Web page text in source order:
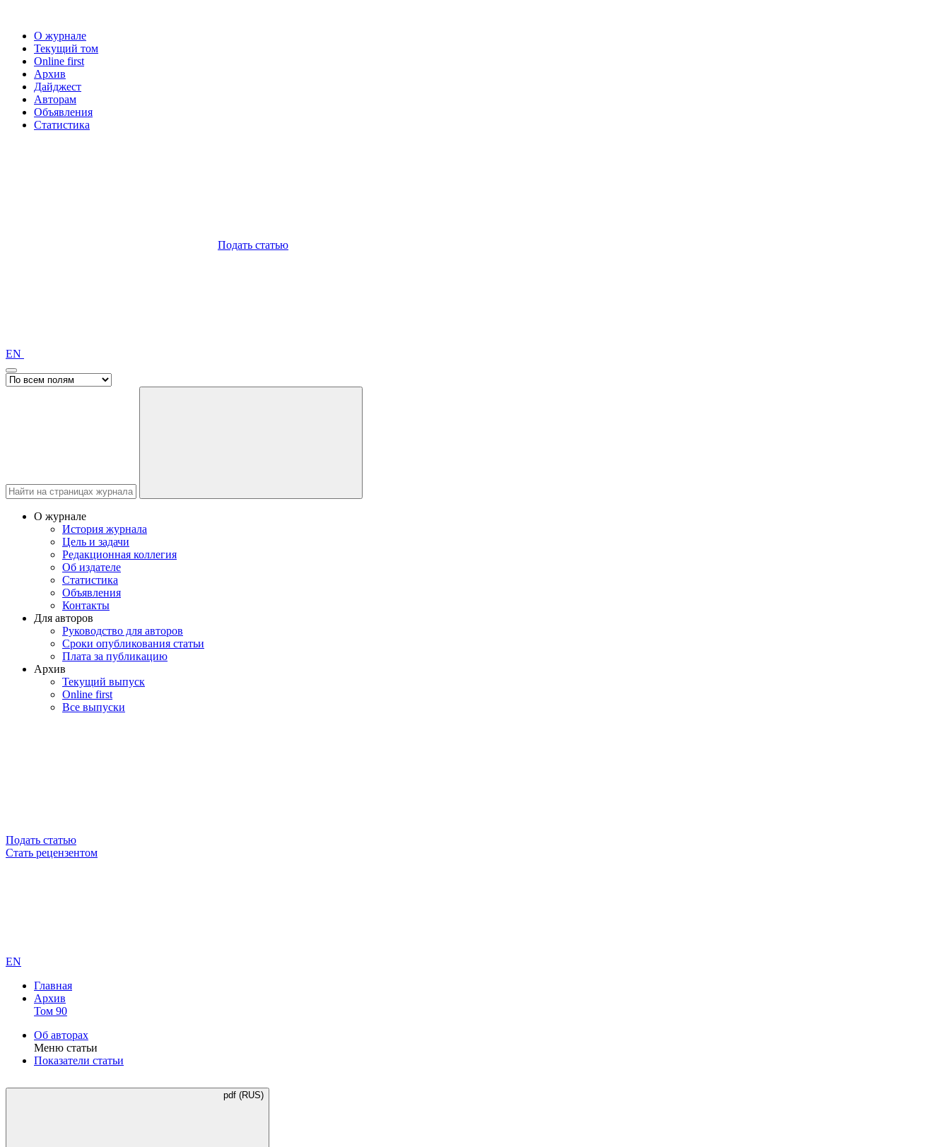
О журнале
Текущий том
Online first
Архив
Дайджест
Авторам
Объявления
Статистика
Подать статью
EN
О журнале
История журнала
Цель и задачи
Редакционная коллегия
Об издателе
Статистика
Объявления
Контакты
Для авторов
Руководство для авторов
Сроки опубликования статьи
Плата за публикацию
Архив
Текущий выпуск
Online first
Все выпуски
Подать статью
Стать рецензентом
EN
Главная
Архив
Том 90
Об авторах
Меню статьи
Показатели статьи
pdf (RUS)